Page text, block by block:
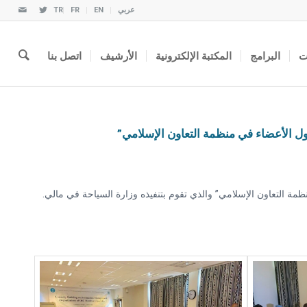
عربي EN
FR
TR
البرامج المكتبة الإلكترونية الأرشيف اتصل بنا
في منظمة التعاون الإسلامي”